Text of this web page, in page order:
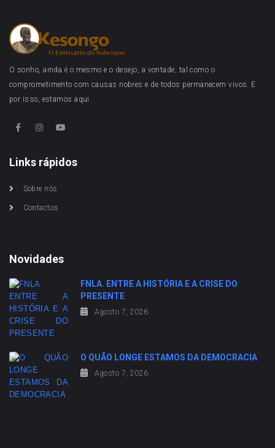
O sonho, ainda é o mesmo e o desejo, a vontade, tal como o
comprometimento com causas nobres e de todos permanecem vivos. E
por isso, estamos aqui.
Links rápidos
Sobre nós
Contactos
Novidades
FNLA. ENTRE A HISTÓRIA E A CRISE DO
PRESENTE
Agosto 7, 2026
O QUÃO LONGE ESTAMOS DA DEMOCRACIA
Agosto 7, 2026